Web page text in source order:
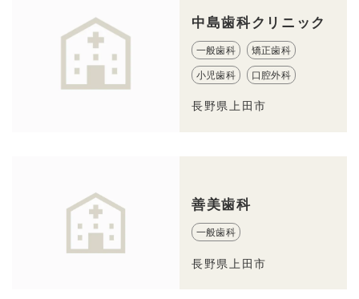
中島歯科クリニック
一般歯科 矯正歯科
小児歯科 口腔外科
長野県上田市
善美歯科
一般歯科
長野県上田市